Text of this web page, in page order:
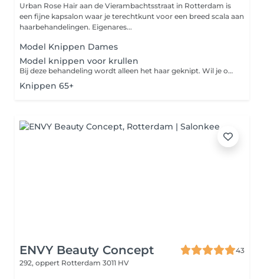
Urban Rose Hair aan de Vierambachtsstraat in Rotterdam is
een fijne kapsalon waar je terechtkunt voor een breed scala aan
haarbehandelingen. Eigenares...
Model Knippen Dames
Model knippen voor krullen
Bij deze behandeling wordt alleen het haar geknipt. Wil je ook het haar wassen en stylen met product, dan moet je kiezen voor hair refresh. De uiteindelijke prijs hangt af van de lengte en de dikte van het haar.
Knippen 65+
ENVY Beauty Concept
43
292, oppert Rotterdam 3011 HV